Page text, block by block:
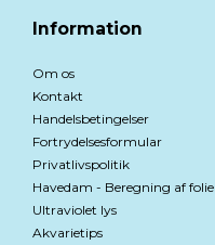
Information
Om os
Kontakt
Handelsbetingelser
Fortrydelsesformular
Privatlivspolitik
Havedam - Beregning af folie
Ultraviolet lys
Akvarietips